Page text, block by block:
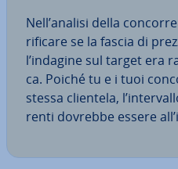
Nell’analisi della
ri­fi­ca­re se la fascia di
l’indagine sul target era
ca. Poiché tu e i tuoi
stessa clientela,
ren­ti dovrebbe essere